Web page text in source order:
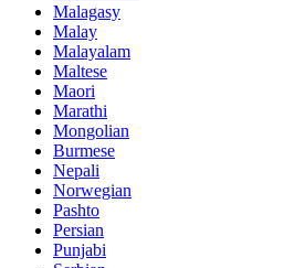
Malagasy
Malay
Malayalam
Maltese
Maori
Marathi
Mongolian
Burmese
Nepali
Norwegian
Pashto
Persian
Punjabi